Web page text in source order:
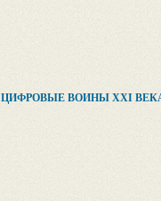
ЦИФРОВЫЕ ВОЙНЫ XXI